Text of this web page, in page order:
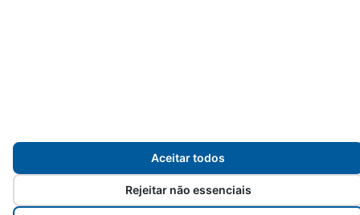
Aceitar todos
Rejeitar não essenciais